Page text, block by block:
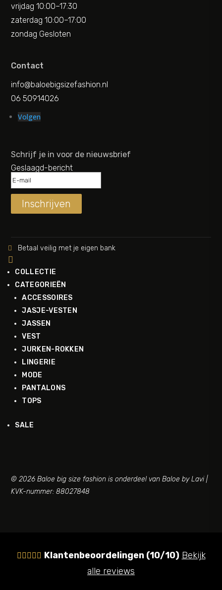
vrijdag 10:00–17:30
zaterdag 10:00–17:00
zondag Gesloten
Contact
info@baloebigsizefashion.nl
06 50914026
Volgen
Schrijf je in voor de nieuwsbrief
Geslaagd-bericht
Inschrijven
 Betaal veilig met je eigen bank

COLLECTIE
CATEGORIEËN
ACCESSOIRES
JASJE-VESTEN
JASSEN
VEST
JURKEN-ROKKEN
LINGERIE
MODE
PANTALONS
TOPS
SALE
© 2026 Baloe big size fashion is onderdeel van Baloe by Lavi |
KVK-nummer: 88027848
     Klantenbeoordelingen (10/10) Bekijk
alle reviews